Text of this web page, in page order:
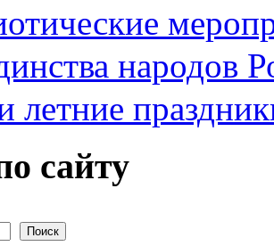
народов
летние
сайту